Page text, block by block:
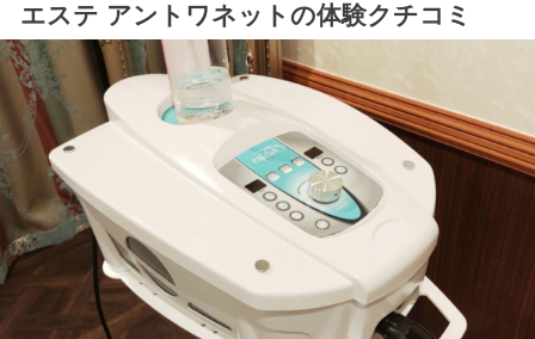
エステ アントワネットの体験クチコミ